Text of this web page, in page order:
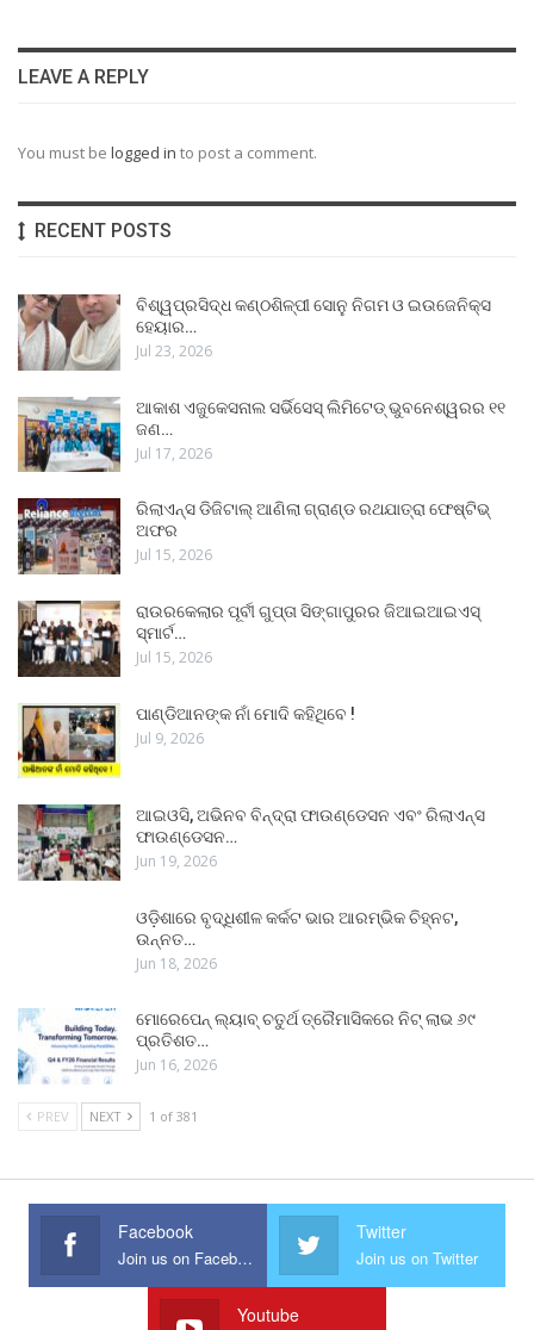
LEAVE A REPLY
You must be logged in to post a comment.
RECENT POSTS
ବିଶ୍ୱପ୍ରସିଦ୍ଧ କଣ୍ଠଶିଳ୍ପୀ ସୋନୁ ନିଗମ ଓ ଇଉଜେନିକ୍ସ
ହେୟାର…
Jul 23, 2026
ଆକାଶ ଏଜୁକେସନାଲ ସର୍ଭିସେସ୍ ଲିମିଟେଡ୍ ଭୁବନେଶ୍ୱରର ୧୧
ଜଣ…
Jul 17, 2026
ରିଲାଏନ୍ସ ଡିଜିଟାଲ୍ ଆଣିଲା ଗ୍ରାଣ୍ଡ ରଥଯାତ୍ରା ଫେଷ୍ଟିଭ୍
ଅଫର
Jul 15, 2026
ରାଉରକେଲାର ପୂର୍ବୀ ଗୁପ୍ତା ସିଙ୍ଗାପୁରର ଜିଆଇଆଇଏସ୍
ସ୍ମାର୍ଟ…
Jul 15, 2026
ପାଣ୍ଡିଆନଙ୍କ ନାଁ ମୋଦି କହିଥିବେ !
Jul 9, 2026
ଆଇଓସି, ଅଭିନବ ବିନ୍ଦ୍ରା ଫାଉଣ୍ଡେସନ ଏବଂ ରିଲାଏନ୍ସ
ଫାଉଣ୍ଡେସନ…
Jun 19, 2026
ଓଡ଼ିଶାରେ ବୃଦ୍ଧିଶୀଳ କର୍କଟ ଭାର ଆରମ୍ଭିକ ଚିହ୍ନଟ,
ଉନ୍ନତ…
Jun 18, 2026
ମୋରେପେନ୍ ଲ୍ୟାବ୍ ଚତୁର୍ଥ ତ୍ରୈମାସିକରେ ନିଟ୍ ଲାଭ ୬୯
ପ୍ରତିଶତ…
Jun 16, 2026
PREV NEXT 1 of 381
Facebook
Join us on Facebook
Twitter
Join us on Twitter
Youtube